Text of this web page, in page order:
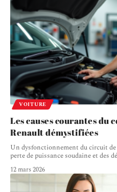
VOITURE
Les causes courantes du
Renault démystifiées
Un dysfonctionnement du circuit
perte de puissance soudaine et des
12 mars 2026